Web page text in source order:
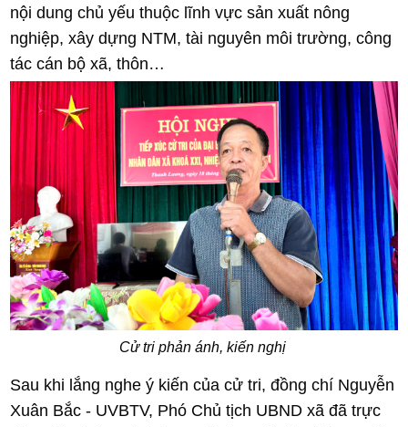
nội dung chủ yếu thuộc lĩnh vực sản xuất nông
nghiệp, xây dựng NTM, tài nguyên môi trường, công
tác cán bộ xã, thôn…
Cử tri phản ánh, kiến nghị
Sau khi lắng nghe ý kiến của cử tri, đồng chí Nguyễn
Xuân Bắc - UVBTV, Phó Chủ tịch UBND xã đã trực